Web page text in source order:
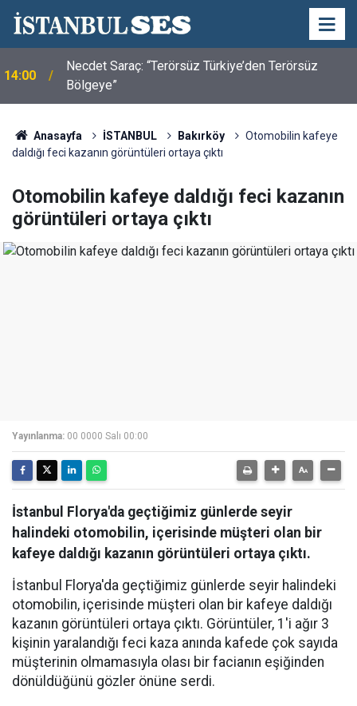
14:00
Necdet Saraç: “Terörsüz Türkiye’den Terörsüz
Bölgeye”
Anasayfa İSTANBUL Bakırköy
Otomobilin kafeye
daldığı feci kazanın görüntüleri ortaya çıktı
Otomobilin kafeye daldığı feci kazanın
görüntüleri ortaya çıktı
Yayınlanma: 00 0000 Salı 00:00
İstanbul Florya'da geçtiğimiz günlerde seyir
halindeki otomobilin, içerisinde müşteri olan bir
kafeye daldığı kazanın görüntüleri ortaya çıktı.
İstanbul Florya'da geçtiğimiz günlerde seyir halindeki
otomobilin, içerisinde müşteri olan bir kafeye daldığı
kazanın görüntüleri ortaya çıktı. Görüntüler, 1'i ağır 3
kişinin yaralandığı feci kaza anında kafede çok sayıda
müşterinin olmamasıyla olası bir facianın eşiğinden
dönüldüğünü gözler önüne serdi.